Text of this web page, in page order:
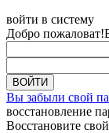
войти в систему
Добро пожаловат!
Вы забыли свой
восстановление
Восстановите